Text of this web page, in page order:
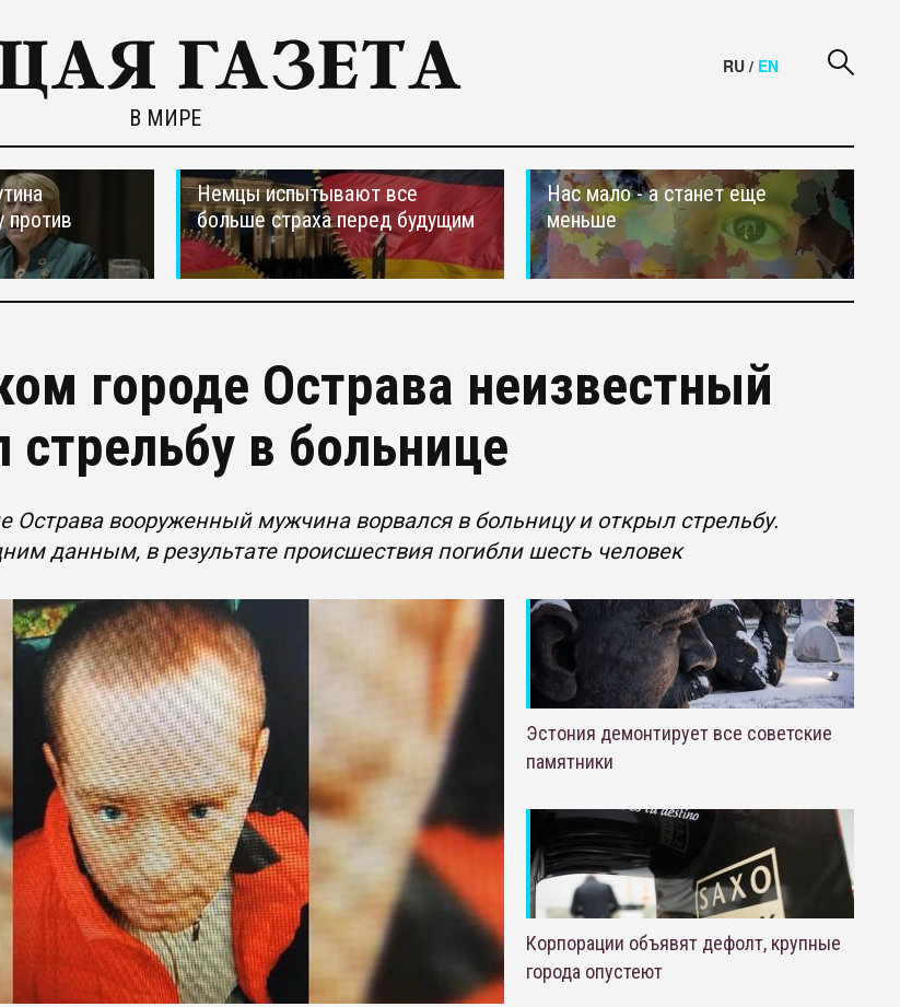
В МИРЕ
RU / EN
против
Немцы испытывают все
больше страха перед будущим
Нас мало - а станет еще
меньше
городе Острава неизвестный
стрельбу в больнице
Острава вооруженный мужчина ворвался в больницу и открыл стрельбу.
данным, в результате происшествия погибли шесть человек
Эстония демонтирует все советские
памятники
Корпорации объявят дефолт, крупные
города опустеют